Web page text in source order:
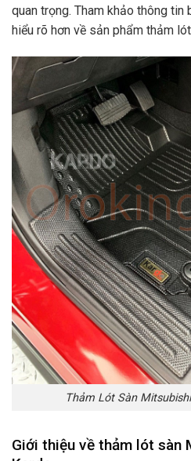
quan trọng. Tham khảo thông
hiểu rõ hơn về sản phẩm thảm
Thảm Lót Sàn
Giới thiệu về thảm lót sàn